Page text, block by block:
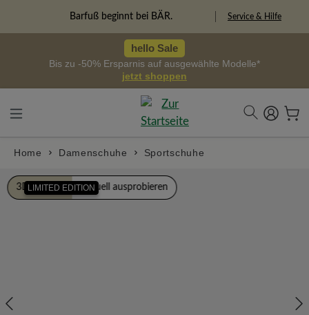
Freiheitspioniere Service & Hilfe
hello Sale
Bis zu -50% Ersparnis auf ausgewählte Modelle*
jetzt shoppen
Home Damenschuhe Sportschuhe
LIMITED EDITION
Bildergalerie überspringen
3D Ansicht Virtuell ausprobieren